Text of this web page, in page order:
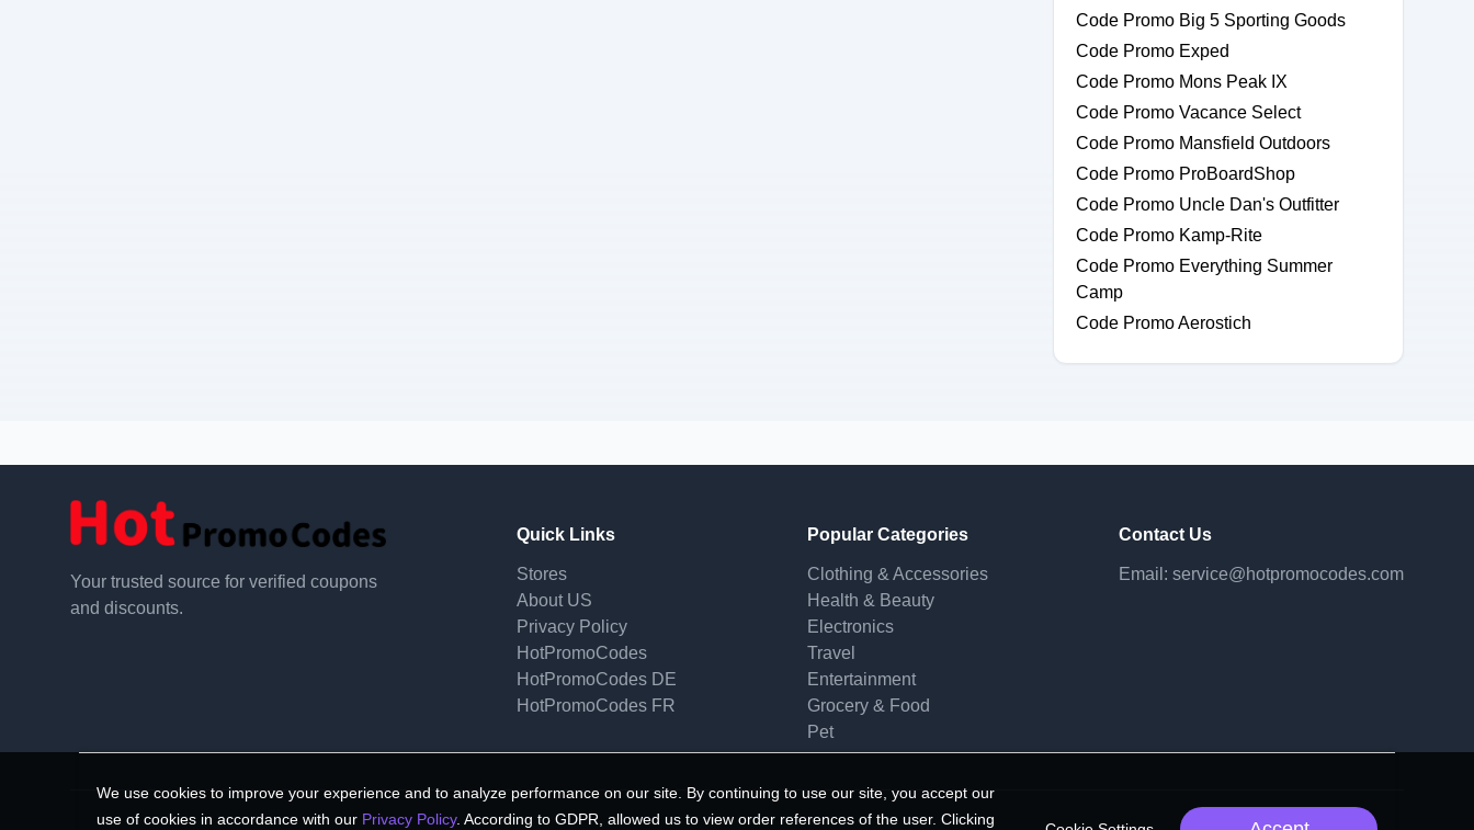
Code Promo Big 5 Sporting Goods
Code Promo Exped
Code Promo Mons Peak IX
Code Promo Vacance Select
Code Promo Mansfield Outdoors
Code Promo ProBoardShop
Code Promo Uncle Dan's Outfitter
Code Promo Kamp-Rite
Code Promo Everything Summer
Camp
Code Promo Aerostich
Your trusted source for verified coupons
and discounts.
Quick Links
Stores
About US
Privacy Policy
HotPromoCodes
HotPromoCodes DE
HotPromoCodes FR
Popular Categories
Clothing & Accessories
Health & Beauty
Electronics
Travel
Entertainment
Grocery & Food
Pet
Contact Us
Email: service@hotpromocodes.com
We use cookies to improve your experience and to analyze performance on our site. By continuing to use our site, you accept our
use of cookies in accordance with our Privacy Policy. According to GDPR, allowed us to view order references of the user. Clicking